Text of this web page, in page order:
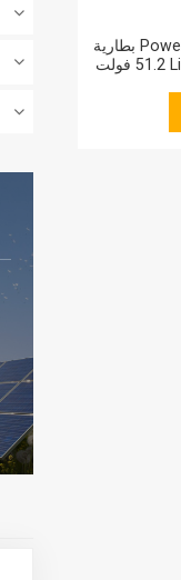
بطارية Powerwall الرئيسية 48 فولت
51.2 فولت LiFePO4 100AH 200AH